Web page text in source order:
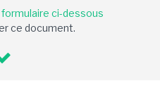
ci-dessous
ce document.